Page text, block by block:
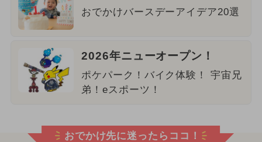
おでかけバースデーアイデア20選
2026年ニューオープン！
ポケパーク！バイク体験！ 宇宙兄
弟！eスポーツ！
おでかけ先に迷ったらココ！